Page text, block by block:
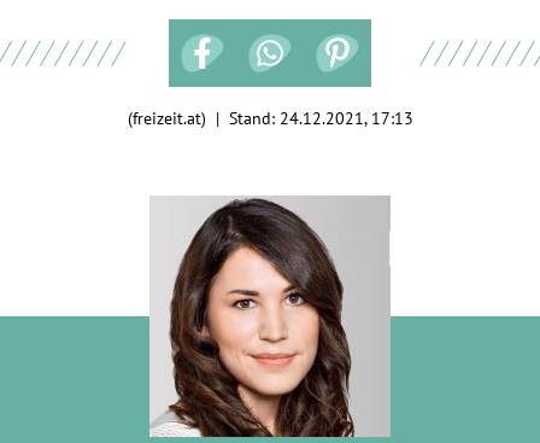
(freizeit.at) | Stand: 24.12.2021, 17:13